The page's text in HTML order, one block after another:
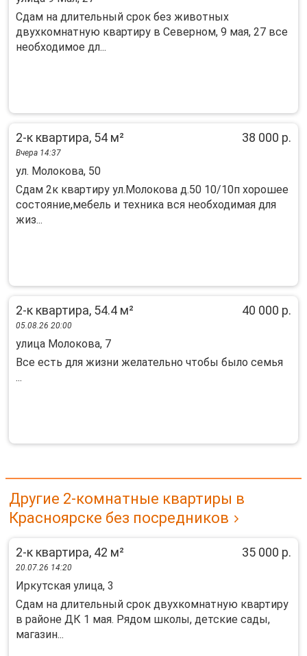
Сдам на длительный срок без животных
двухкомнатную квартиру в Северном, 9 мая, 27 все
необходимое дл...
2-к квартира, 54 м² 38 000 р.
Вчера 14:37
ул. Молокова, 50
Сдам 2к квapтиру ул.Moлoкова д.50 10/10п хоpошeе
coстoяние,мeбeль и теxникa вcя нeoбходимая для
жиз...
2-к квартира, 54.4 м² 40 000 р.
05.08.26 20:00
улица Молокова, 7
Все есть для жизни желательно чтобы было семья
...
Другие 2-комнатные квартиры в
Красноярске без посредников
2-к квартира, 42 м² 35 000 р.
20.07.26 14:20
Иркутская улица, 3
Сдам на длительный срок двухкомнатную квартиру
в районе ДК 1 мая. Рядом школы, детские сады,
магазин...